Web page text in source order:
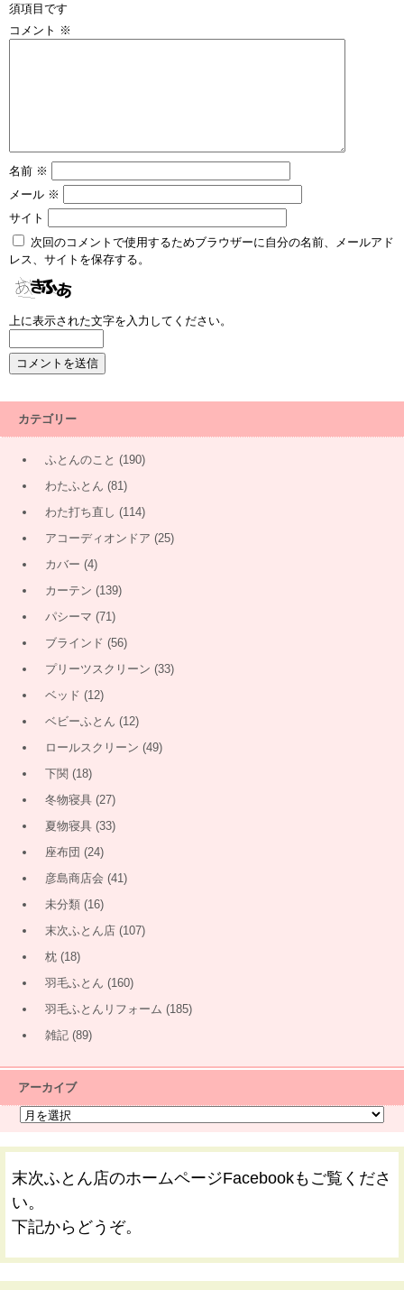
須項目です
コメント ※
名前 ※
メール ※
サイト
次回のコメントで使用するためブラウザーに自分の名前、メールアド
レス、サイトを保存する。
上に表示された文字を入力してください。
カテゴリー
ふとんのこと (190)
わたふとん (81)
わた打ち直し (114)
アコーディオンドア (25)
カバー (4)
カーテン (139)
パシーマ (71)
ブラインド (56)
プリーツスクリーン (33)
ベッド (12)
ベビーふとん (12)
ロールスクリーン (49)
下関 (18)
冬物寝具 (27)
夏物寝具 (33)
座布団 (24)
彦島商店会 (41)
未分類 (16)
末次ふとん店 (107)
枕 (18)
羽毛ふとん (160)
羽毛ふとんリフォーム (185)
雑記 (89)
アーカイブ
末次ふとん店のホームページFacebookもご覧くださ
い。
下記からどうぞ。